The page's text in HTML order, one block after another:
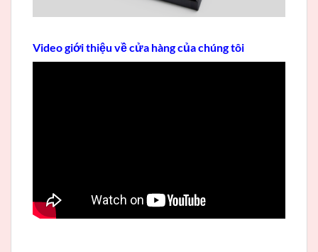
Video giới thiệu về cửa hàng của chúng tôi